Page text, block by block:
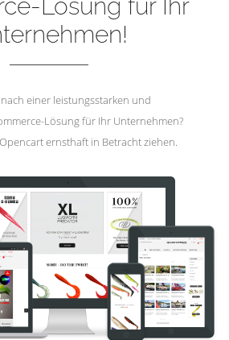
Lösung für Ihr
einer leistungsstarken und
Lösung für Ihr Unternehmen?
ernsthaft in Betracht ziehen.